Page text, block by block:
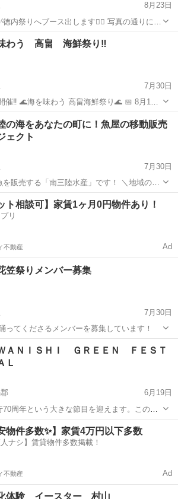
8月23日
へブース出します🙇‍♂️ 写真の通りにな
しみにしております！
駅 地域/お祭り ブース
わう 高畠 海鮮祭り‼︎
7月30日
催‼︎ 🌊海を味わう 高畠海鮮祭り🌊 📅 8月1日
蠣がなんと1個300円〜‼︎
サザエ ・活ハマグリ ・旬の鮮魚も各...
畠駅 地域/お祭り 会場
の海をあなたの町に！魚屋の移動販売
ェクト
7月30日
する「南三陸水産」です！ ＼地域の声
ト！／ 海産物の移動販売車を導入して、置
海の幸”をお届けしたいという想いから、現在
挑戦...
高畠駅 地域/お祭り 移動販売
ト相談可】家賃1ヶ月0円物件あり！
リ
不動産 Ad
笠祭りメンバー募集
7月30日
ってくださるメンバーを募集しています！
ＡＮＩＳＨＩ ＧＲＥＥＮ ＦＥＳＴ
Ｌ
6月19日
周年という大きな節目を迎えます。この記
KAWANISHI GREEN FESTIVAL」は、音
、町民・近隣住民・来訪者が一体となって楽
地域/お祭り FESTIVAL
物件多数✨】家賃4万円以下多数
人ナシ】賃貸物件多数掲載！
不動産 Ad
体験 イースター 村山